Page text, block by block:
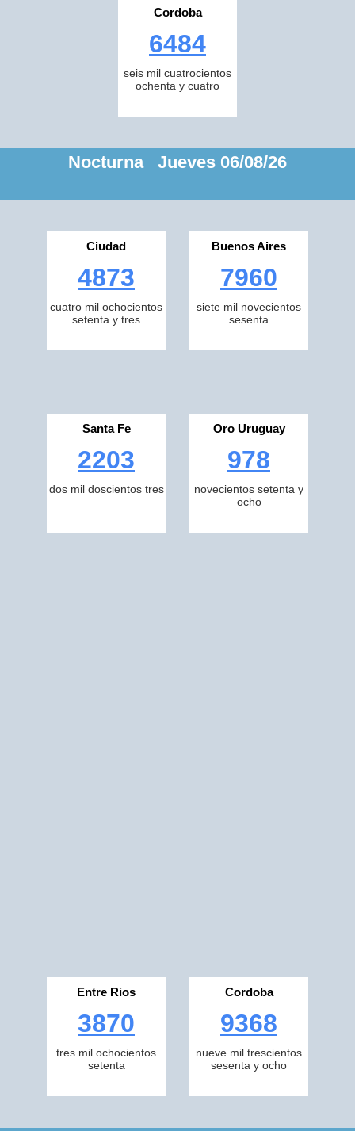
Cordoba
6484
seis mil cuatrocientos
ochenta y cuatro
Nocturna Jueves 06/08/26
Ciudad
4873
cuatro mil ochocientos
setenta y tres
Buenos Aires
7960
siete mil novecientos
sesenta
Santa Fe
2203
dos mil doscientos tres
Oro Uruguay
978
novecientos setenta y
ocho
Entre Rios
3870
tres mil ochocientos
setenta
Cordoba
9368
nueve mil trescientos
sesenta y ocho